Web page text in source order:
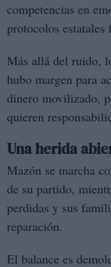
competencias en
protocolos estatales
Más allá del ruido,
hubo margen para
dinero movilizado,
quieren
Una herida
Mazón se marcha
de su partido,
perdidas y sus
reparación.
El balance es